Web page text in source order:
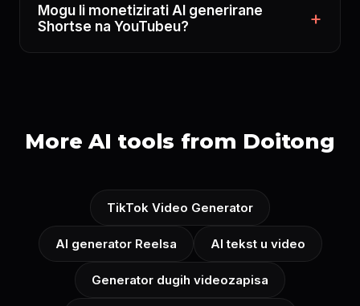
Mogu li monetizirati AI generirane
Shortse na YouTubeu?
More AI tools from Doitong
TikTok Video Generator
AI generator Reelsa AI tekst u video
Generator dugih videozapisa